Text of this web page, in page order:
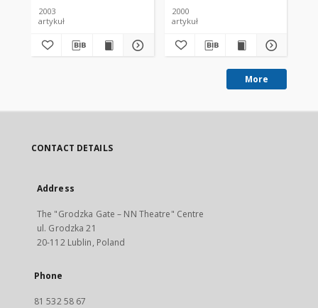
2003
artykuł
2000
artykuł
More
CONTACT DETAILS
Address
The "Grodzka Gate – NN Theatre" Centre
ul. Grodzka 21
20-112 Lublin, Poland
Phone
81 532 58 67